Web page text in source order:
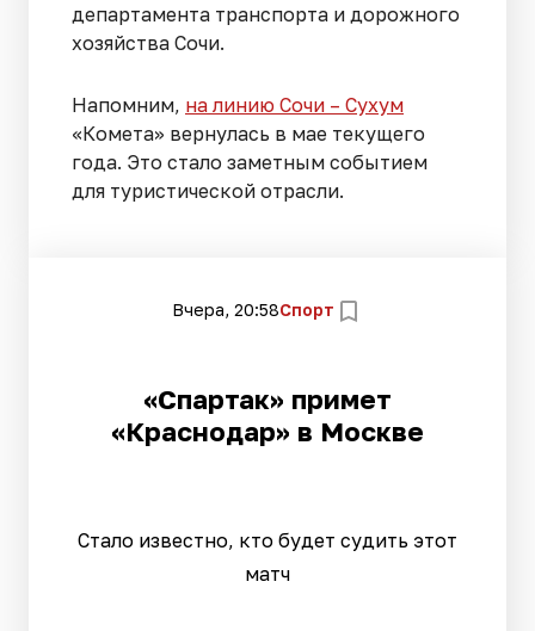
департамента транспорта и дорожного
хозяйства Сочи.
Напомним, на линию Сочи – Сухум
«Комета» вернулась в мае текущего
года. Это стало заметным событием
для туристической отрасли.
Вчера, 20:58Спорт
«Спартак» примет
«Краснодар» в Москве
Стало известно, кто будет судить этот
матч